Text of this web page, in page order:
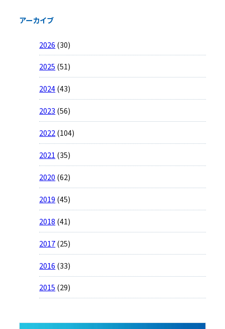
アーカイブ
2026 (30)
2025 (51)
2024(43)
2023 (56)
2022(104)
2021 (35)
2020 (62)
2019 (45)
2018 (41)
2017(25)
2016 (33)
2015 (29)